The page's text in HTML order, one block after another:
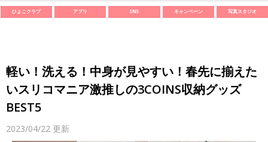
ひよこクラブ アプリ SNS キャンペーン 写真スタジオ
軽い！洗える！中身が見やすい！春先に揃えた
いスリコマニア激推しの3COINS収納グッズ
BEST5
2023/04/22 更新